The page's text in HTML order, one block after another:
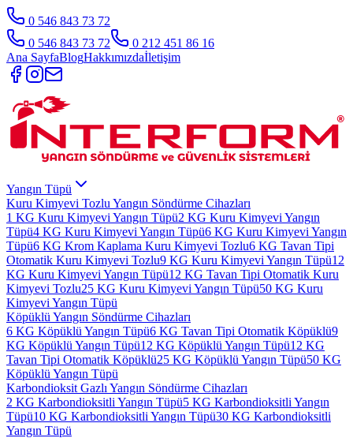
0 546 843 73 72
0 546 843 73 72
0 212 451 86 16
Ana SayfaBlogHakkımızdaİletişim
Yangın Tüpü
Kuru Kimyevi Tozlu Yangın Söndürme Cihazları
1 KG Kuru Kimyevi Yangın Tüpü2 KG Kuru Kimyevi Yangın
Tüpü4 KG Kuru Kimyevi Yangın Tüpü6 KG Kuru Kimyevi Yangın
Tüpü6 KG Krom Kaplama Kuru Kimyevi Tozlu6 KG Tavan Tipi
Otomatik Kuru Kimyevi Tozlu9 KG Kuru Kimyevi Yangın Tüpü12
KG Kuru Kimyevi Yangın Tüpü12 KG Tavan Tipi Otomatik Kuru
Kimyevi Tozlu25 KG Kuru Kimyevi Yangın Tüpü50 KG Kuru
Kimyevi Yangın Tüpü
Köpüklü Yangın Söndürme Cihazları
6 KG Köpüklü Yangın Tüpü6 KG Tavan Tipi Otomatik Köpüklü9
KG Köpüklü Yangın Tüpü12 KG Köpüklü Yangın Tüpü12 KG
Tavan Tipi Otomatik Köpüklü25 KG Köpüklü Yangın Tüpü50 KG
Köpüklü Yangın Tüpü
Karbondioksit Gazlı Yangın Söndürme Cihazları
2 KG Karbondioksitli Yangın Tüpü5 KG Karbondioksitli Yangın
Tüpü10 KG Karbondioksitli Yangın Tüpü30 KG Karbondioksitli
Yangın Tüpü